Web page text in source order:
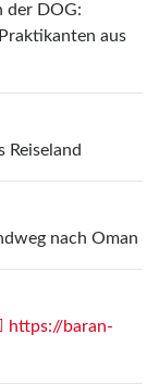
der DOG:
aus
Reiseland
nach Oman
https://baran-